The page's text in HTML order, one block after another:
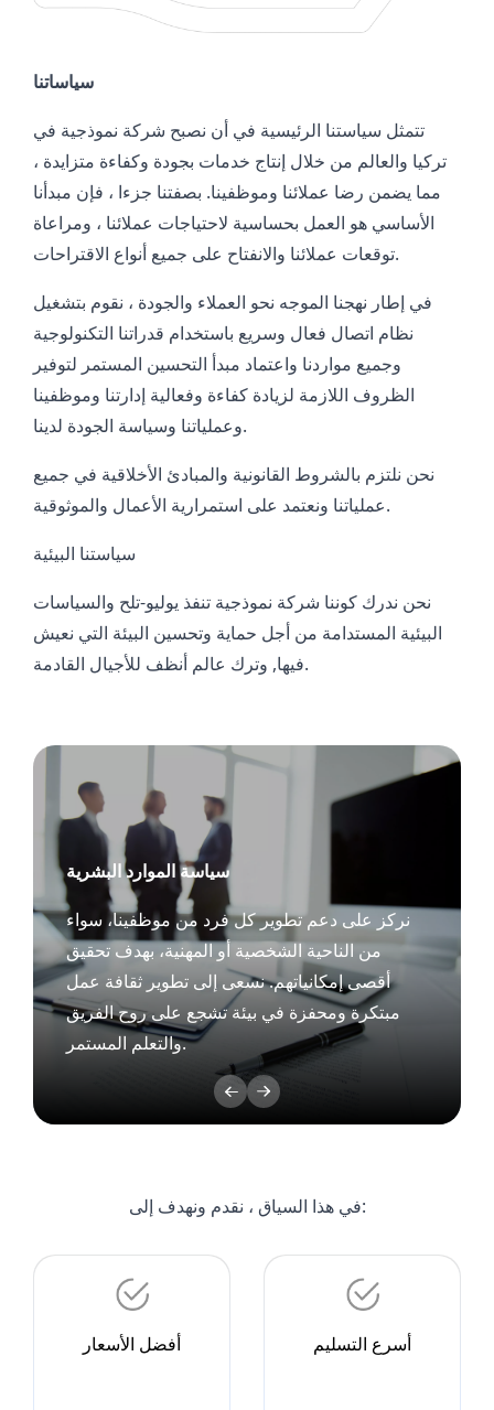
سياساتنا
تتمثل سياستنا الرئيسية في أن نصبح شركة نموذجية في
تركيا والعالم من خلال إنتاج خدمات بجودة وكفاءة متزايدة ،
مما يضمن رضا عملائنا وموظفينا. بصفتنا جزءا ، فإن مبدأنا
الأساسي هو العمل بحساسية لاحتياجات عملائنا ، ومراعاة
توقعات عملائنا والانفتاح على جميع أنواع الاقتراحات.
في إطار نهجنا الموجه نحو العملاء والجودة ، نقوم بتشغيل
نظام اتصال فعال وسريع باستخدام قدراتنا التكنولوجية
وجميع مواردنا واعتماد مبدأ التحسين المستمر لتوفير
الظروف اللازمة لزيادة كفاءة وفعالية إدارتنا وموظفينا
وعملياتنا وسياسة الجودة لدينا.
نحن نلتزم بالشروط القانونية والمبادئ الأخلاقية في جميع
عملياتنا ونعتمد على استمرارية الأعمال والموثوقية.
سياستنا البيئية
نحن ندرك كوننا شركة نموذجية تنفذ يوليو-تلح والسياسات
البيئية المستدامة من أجل حماية وتحسين البيئة التي نعيش
فيها, وترك عالم أنظف للأجيال القادمة.
أفضل الأسعار أسرع التسليم